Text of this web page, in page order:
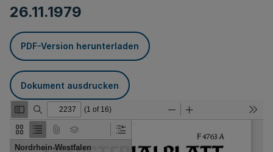
26.11.1979
PDF-Version herunterladen
Dokument ausdrucken